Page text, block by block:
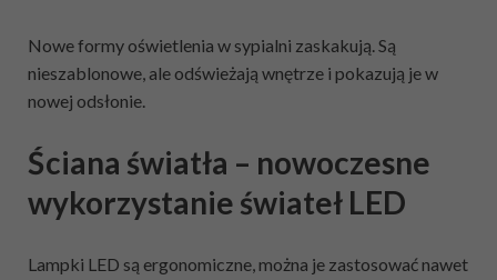
Nowe formy oświetlenia w sypialni zaskakują. Są
nieszablonowe, ale odświeżają wnętrze i pokazują je w
nowej odsłonie.
Ściana światła – nowoczesne
wykorzystanie świateł LED
Lampki LED są ergonomiczne, można je zastosować nawet